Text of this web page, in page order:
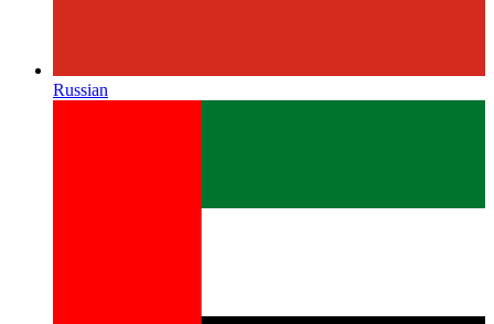
Russian